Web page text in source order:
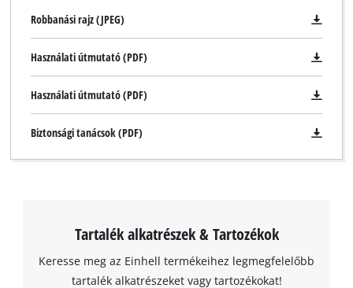
disclosed
The
Robbanási rajz (JPEG)
Használati útmutató (PDF)
Használati útmutató (PDF)
Biztonsági tanácsok (PDF)
Tartalék alkatrészek & Tartozékok
Keresse meg az Einhell termékeihez legmegfelelőbb
tartalék alkatrészeket vagy tartozékokat!